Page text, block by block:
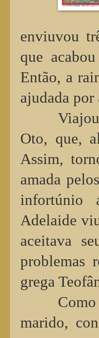
enviuvou
que
Então, a
ajudada
Oto, que,
Assim,
amada
infortúnio
Adelaide
aceitava
problemas
grega
marido,